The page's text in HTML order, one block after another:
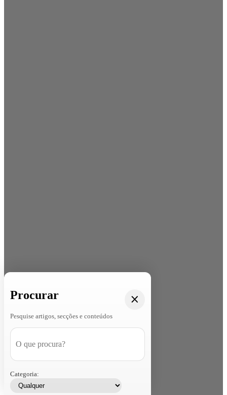
Procurar
Pesquise artigos, secções e conteúdos
Categoria: